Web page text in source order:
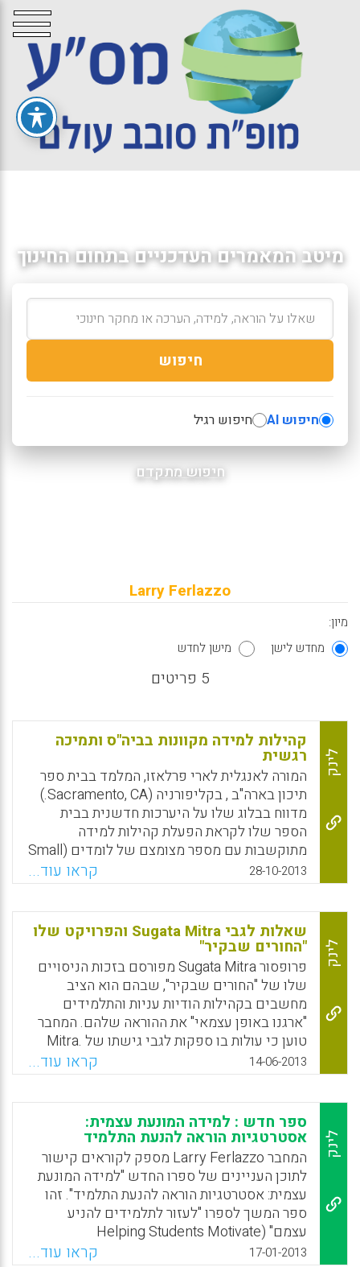
מיטב המאמרים העדכניים בתחום החינוך
חיפוש
חיפוש AI חיפוש רגיל
חיפוש מתקדם
Larry Ferlazzo
מיון:
מחדש לישן
מישן לחדש
5 פריטים
לינק
קהילות למידה מקוונות בביה"ס ותמיכה
רגשית
המורה לאנגלית לארי פרלאזו, המלמד בבית ספר
תיכון בארה"ב , בקליפורניה (Sacramento, CA.)
מדווח בבלוג שלו על היערכות חדשנית בבית
הספר שלו לקראת הפעלת קהילות למידה
מתוקשבות עם מספר מצומצם של לומדים (Small
Learning Communitie) . ההיערכות היא חלק
מתכנית כוללת של ביה"ס לחזק ולהטמיע את
הלמידה הרגשית-חברתית של התלמידים בביה"ס
התיכון . המורים בביה"ס הם שותפים מלאים
ופעילים למהלך זה שיפעל במקביל לכיתות
הלימוד הסטנדרטיות ויאפשר תמיכה רגשית
וגיבוש של התלמידים בקהילות מתוקשבות
לומדות (Larry Ferlazzo).
WhatsApp
Facebook
Email
X
28-10-2013 קראו עוד...
לינק
שאלות לגבי Sugata Mitra והפרויקט שלו
"החורים שבקיר"
פרופסור Sugata Mitra מפורסם בזכות הניסויים
שלו של "החורים שבקיר", שבהם הוא הציב
מחשבים בקהילות הודיות עניות והתלמידים
"ארגנו באופן עצמאי" את ההוראה שלהם. המחבר
טוען כי עולות בו ספקות לגבי גישתו של Mitra.
(Larry Ferlazzo, 2013).
WhatsApp
Facebook
Email
X
14-06-2013 קראו עוד...
לינק
ספר חדש : למידה המונעת עצמית:
אסטרטגיות הוראה להנעת התלמיד
המחבר Larry Ferlazzo מספק לקוראים קישור
לתוכן העניינים של ספרו החדש "למידה המונעת
עצמית: אסטרטגיות הוראה להנעת התלמיד". זהו
ספר המשך לספרו "לעזור לתלמידים להניע
עצמם" (Helping Students Motivate
Themselves). (Larry Ferlazzo , 2013).
17-01-2013 קראו עוד...